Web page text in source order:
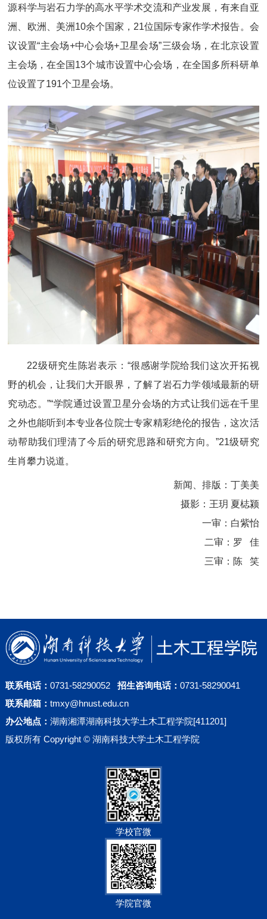
源科学与岩石力学的高水平学术交流和产业发展，有来自亚
洲、欧洲、美洲10余个国家，21位国际专家作学术报告。会
议设置“主会场+中心会场+卫星会场”三级会场，在北京设置
主会场，在全国13个城市设置中心会场，在全国多所科研单
位设置了191个卫星会场。
22级研究生陈岩表示：“很感谢学院给我们这次开拓视
野的机会，让我们大开眼界， 了解了岩石力学领域最新的研
究动态。”“学院通过设置卫星分会场的方式让我们远在千里
之外也能听到本专业各位院士专家精彩绝伦的报告，这次活
动帮助我们理清了今后的研究思路和研究方向。”21级研究
生肖攀力说道。
新闻、排版：丁美美
摄影：王玥 夏梽颍
一审：白紫怡
二审：罗 佳
三审：陈
笑
联系电话： 0731-58290052 招生咨询电话： 0731-58290041
联系邮箱： tmxy@hnust.edu.cn
办公地点： 湖南湘潭湖南科技大学土木工程学院[411201]
版权所有 Copyright © 湖南科技大学土木工程学院
学校官微
学院官微